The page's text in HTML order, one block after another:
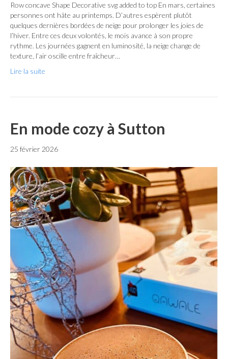
Row concave Shape Decorative svg added to top En mars, certaines
personnes ont hâte au printemps. D’autres espèrent plutôt
quelques dernières bordées de neige pour prolonger les joies de
l’hiver. Entre ces deux volontés, le mois avance à son propre
rythme. Les journées gagnent en luminosité, la neige change de
texture, l’air oscille entre fraîcheur…
Lire la suite
En mode cozy à Sutton
25 février 2026